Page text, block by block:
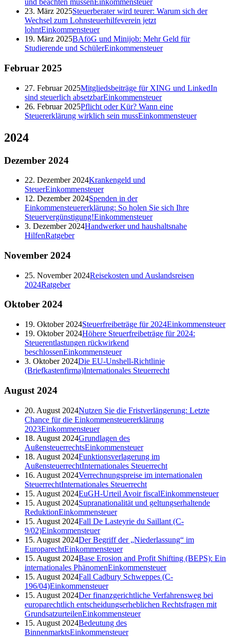
und beachten müssen Einkommensteuer
23. März 2025Steuerberater wird teurer: Warum sich der
Wechsel zum Lohnsteuerhilfeverein jetzt
lohntEinkommensteuer
19. März 2025BAföG und Minijob: Mehr Geld für
Studierende und SchülerEinkommensteuer
Februar 2025
27. Februar 2025Mitgliedsbeiträge für XING und LinkedIn
sind steuerlich absetzbarEinkommensteuer
26. Februar 2025Pflicht oder Kür? Wann eine
Steuererklärung wirklich sein mussEinkommensteuer
2024
Dezember 2024
22. Dezember 2024Krankengeld und
SteuerEinkommensteuer
12. Dezember 2024Spenden in der
Einkommensteuererklärung: So holen Sie sich Ihre
Steuervergünstigung!Einkommensteuer
3. Dezember 2024Handwerker und haushaltsnahe
HilfenRatgeber
November 2024
25. November 2024Reisekosten und Auslandsreisen
2024Ratgeber
Oktober 2024
19. Oktober 2024Steuerfreibeträge für 2024Einkommensteuer
19. Oktober 2024Höhere Steuerfreibeträge für 2024:
Steuerentlastungen rückwirkend
beschlossenEinkommensteuer
3. Oktober 2024Die EU-Unshell-Richtlinie
(Briefkastenfirma)Internationales Steuerrecht
August 2024
20. August 2024Nutzen Sie die Fristverlängerung: Letzte
Chance für die Einkommensteuererklärung
2023Einkommensteuer
18. August 2024Grundlagen des
AußensteuerrechtsEinkommensteuer
18. August 2024Funktionsverlagerung im
AußensteuerrechtInternationales Steuerrecht
16. August 2024Verrechnungspreise im internationalen
SteuerrechtInternationales Steuerrecht
15. August 2024EuGH-Urteil Avoir fiscalEinkommensteuer
15. August 2024Supranationalität und geltungserhaltende
ReduktionEinkommensteuer
15. August 2024Fall De Lasteyrie du Saillant (C-
9/02)Einkommensteuer
15. August 2024Der Begriff der „Niederlassung“ im
EuroparechtEinkommensteuer
15. August 2024Base Erosion and Profit Shifting (BEPS): Ein
internationales PhänomenEinkommensteuer
15. August 2024Fall Cadbury Schweppes (C-
196/04)Einkommensteuer
15. August 2024Der finanzgerichtliche Verfahrensweg bei
europarechtlich entscheidungserheblichen Rechtsfragen mit
GrundsatzurteilenEinkommensteuer
15. August 2024Bedeutung des
BinnenmarktsEinkommensteuer